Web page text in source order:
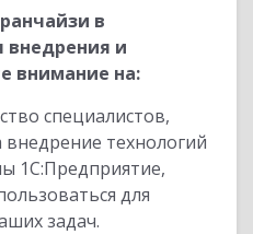
в
внедрения и
внимание на:
специалистов,
технологий
1С:Предприятие,
для
задач.